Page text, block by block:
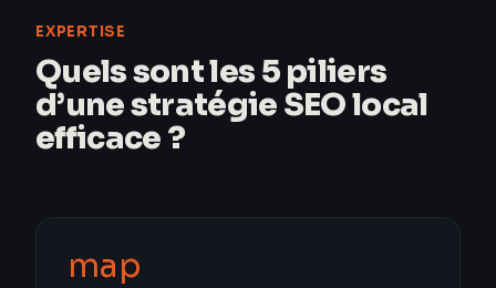
EXPERTISE
Quels sont les 5 piliers
d’une stratégie SEO local
efficace ?
map